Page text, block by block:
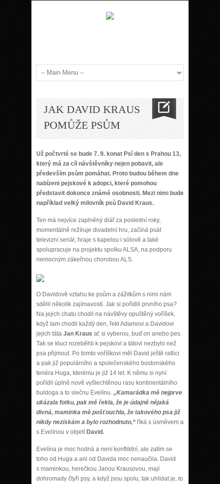
JAK DAVID KRAUS
POMŮŽE PSŮM
Už počtvrté se bude 7. 9. konat Psí den s Prahou 13,
který má za cíl návštěvníky nejen pobavit, ale
především psům pomáhat. Proto budou během dne
nabízeni pejskové k adopci, které pomohou
představit dokonce známé osobnosti. Mezi nimi bude
například velký milovník psů David Kraus.
Ten má nejvíce zaplněný diář za poslední roky,
momentálně režíruje divadelní hru, začíná psát
televizní seriál, hraje s kapelou i sólově a také
spolupracuje na projektu spolku ALSA, na podporu
nemocným zákeřnou chorobou ALS.
O Davidově vztahu ke psům a zážitkům s nimi nám
sdělil několik zajímavostí. Jak si pořídili prvního psa?
Na jejich chatu chodil na návštěvy opuštěný voříšek,
když tam chodil každý den, řekl Adamovi a Davidovi
jejich táta Jan Kraus ať si vyberou, buď on anebo pes.
Tak se kluci rozeběhli k pejskovi a tátovi nezbylo než
psa přijmout. Po tomto voříškovi měl David ještě ratlici
a pak již populárního a společenského bostonského
teriéra Huga, kterému je již 14 let. K němu si nyní
pořídil úplně nově vyšlechtěnou rasu kontinentálního
buldoga a to slečnu Evelínu. „Kamarádka mě nejprve
ukázala fotku, pak mě řekla, že je údajně nějaká
divná, maminka mě pošťouchla, že takového psa již
nikdy nezískám a bylo rozhodnuto,“ říká s úsměvem a
s Evelínou v objetí David.
Evelína je moc hodná a není konfliktní, ale zatím se
toho od Huga a ani od Davida moc nenaučila. David
s maminkou, herečkou Janou Krausovou, mají
dohromady čtyři psy, a když jsou spolu, tak uhlídat je, to